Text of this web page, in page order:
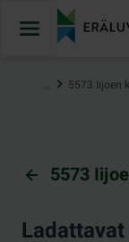
sisältöön
… 5573 Iijoen
5573